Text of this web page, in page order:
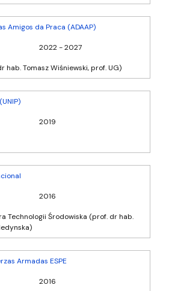
Amigos da Praca (ADAAP)
2022 - 2027
hab. Tomasz Wiśniewski, prof. UG)
2019
2016
Technologii Środowiska (prof. dr hab.
Armadas ESPE
2016